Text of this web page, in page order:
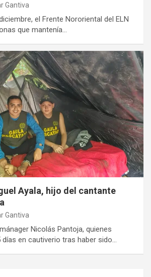
Gantiva
el Frente Nororiental del ELN
que mantenía…
Ayala, hijo del cantante
Gantiva
Nicolás Pantoja, quienes
en cautiverio tras haber sido…